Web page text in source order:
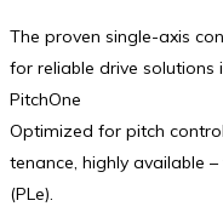
The proven single-axis
for reliable drive solutions
PitchOne
Optimized for pitch
ten­ance, highly available
(PLe).